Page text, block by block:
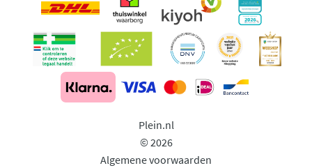
Plein.nl
© 2026
Algemene voorwaarden